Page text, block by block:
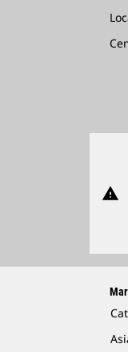
warning
Cat